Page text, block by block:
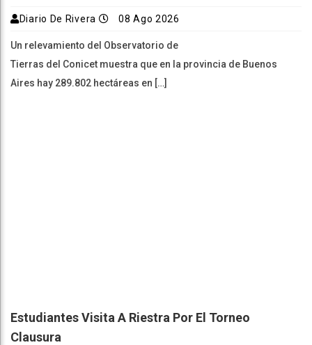
Diario De Rivera 08 Ago 2026
Un relevamiento del Observatorio de
Tierras del Conicet muestra que en la provincia de Buenos
Aires hay 289.802 hectáreas en […]
Estudiantes Visita A Riestra Por El Torneo
Clausura